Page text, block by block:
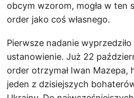
obcym wzorom, mogła w ten
order jako coś własnego.
Pierwsze nadanie
ustanowienie. Już 22
order otrzymał Iwan Mazepa,
jeden z dzisiejszych